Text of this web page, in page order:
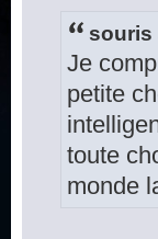
souris
Je
petite
toute
monde